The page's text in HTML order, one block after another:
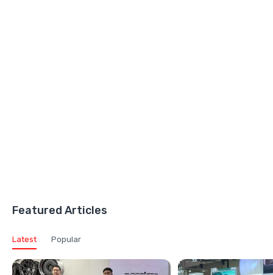
Featured Articles
Latest Popular